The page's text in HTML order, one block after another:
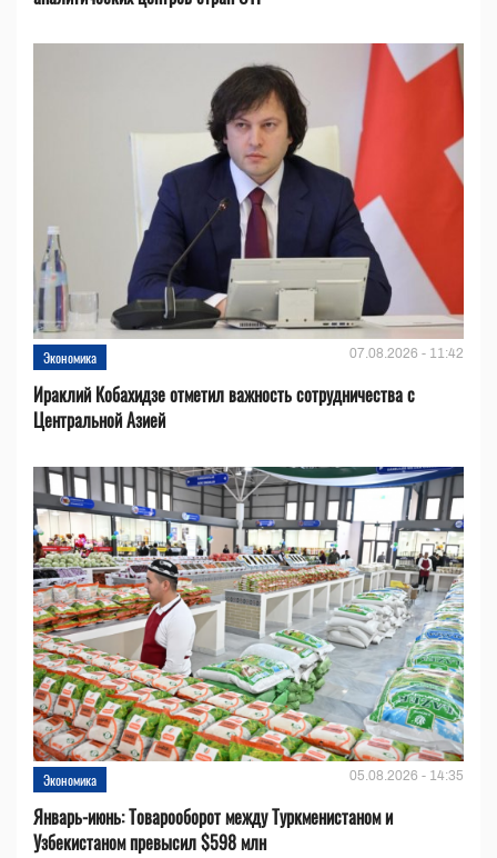
Экономика 07.08.2026 - 11:42
Ираклий Кобахидзе отметил важность сотрудничества с
Центральной Азией
Экономика 05.08.2026 - 14:35
Январь-июнь: Товарооборот между Туркменистаном и
Узбекистаном превысил $598 млн